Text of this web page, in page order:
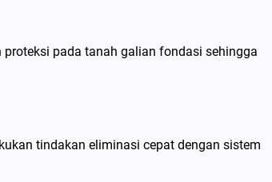
proteksi pada tanah galian fondasi sehingga
tindakan eliminasi cepat dengan sistem